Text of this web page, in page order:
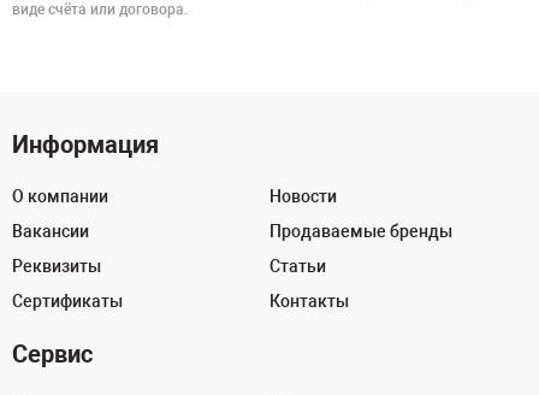
виде счёта или договора.
Информация
О компании
Вакансии
Реквизиты
Сертификаты
Новости
Продаваемые бренды
Статьи
Контакты
Сервис